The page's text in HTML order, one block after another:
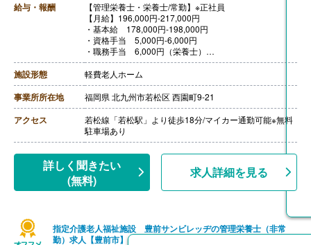
給与・報酬
【管理栄養士・栄養士/常勤】※正社員
【月給】196,000円-217,000円
・基本給 178,000円-198,000円
・資格手当 5,000円-6,000円
・職務手当 6,000円（栄養士）
・調整手当 7,000円
【賞与】年2回（計2.00ヶ月分）※実績
【通勤手当】あり（上限20,900円/月）
【昇給】あり（1月あたり1,000円-3,000円）※実績
【退職金】あり※勤続1年以上、共済加入
施設形態 軽費老人ホーム
事業所所在地 福岡県 北九州市若松区 西園町9-21
アクセス
若松線「若松駅」より徒歩18分/マイカー通勤可能※無料
駐車場あり
詳しく聞きたい
(無料)
求人詳細を見る
指定介護老人福祉施設 豊前サンビレッヂの管理栄養士（非常
勤）求人【豊前市】